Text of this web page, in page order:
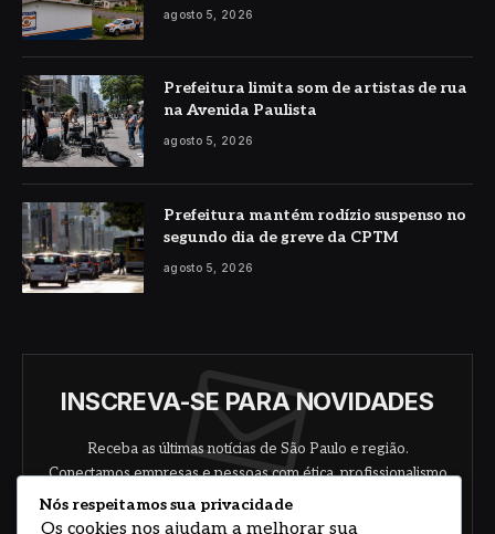
agosto 5, 2026
Prefeitura limita som de artistas de rua
na Avenida Paulista
agosto 5, 2026
Prefeitura mantém rodízio suspenso no
segundo dia de greve da CPTM
agosto 5, 2026
INSCREVA-SE PARA NOVIDADES
Receba as últimas notícias de São Paulo e região.
Conectamos empresas e pessoas com ética, profissionalismo
e responsabilidade.
Nós respeitamos sua privacidade
Os cookies nos ajudam a melhorar sua